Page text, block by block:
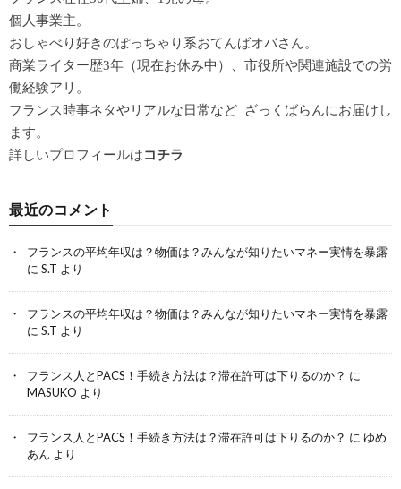
個人事業主。
おしゃべり好きのぽっちゃり系おてんばオバさん。
商業ライター歴3年（現在お休み中）、市役所や関連施設での労
働経験アリ。
フランス時事ネタやリアルな日常など ざっくばらんにお届けし
ます。
詳しいプロフィールはコチラ
最近のコメント
フランスの平均年収は？物価は？みんなが知りたいマネー実情を暴露
に S.T より
フランスの平均年収は？物価は？みんなが知りたいマネー実情を暴露
に S.T より
フランス人とPACS！手続き方法は？滞在許可は下りるのか？ に
MASUKO より
フランス人とPACS！手続き方法は？滞在許可は下りるのか？ に ゆめ
あん より